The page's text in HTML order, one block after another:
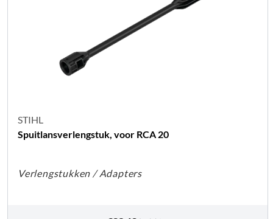
STIHL
Spuitlansverlengstuk, voor RCA 20
Verlengstukken / Adapters